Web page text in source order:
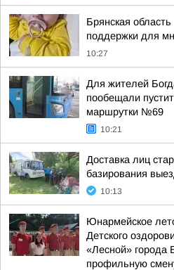
Брянская
поддержки для
10:27
Для жителей
пообещали
маршрутки №69
10:21
Доставка лиц
базирования
10:13
Юнармейское
Детского
«Лесной» города
профильную